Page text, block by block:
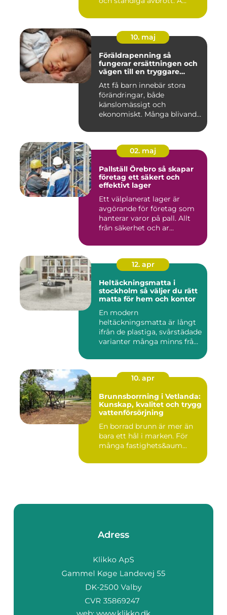
10. maj
Föräldrapenning så
fungerar ersättningen och
vägen till en tryggare
Att få barn innebär stora
förändringar, både
känslomässigt och
ekonomiskt. Många blivande
02. maj
Pallställ Örebro så skapar
företag ett säkert och
effektivt lager
Ett välplanerat lager är
avgörande för företag som
hanterar varor på pall. Allt
från säkerhet och ar...
12. apr
Heltäckningsmatta i
stockholm så väljer du rätt
matta för hem och kontor
En modern
heltäckningsmatta är långt
ifrån de plastiga, svårstädade
varianter många minns från
10. apr
Brunnsborrning i Vetlanda:
Kunskap, kvalitet och trygg
vattenförsörjning
En borrad brunn är mer än
bara ett hål i marken. För
många fastighets&aum...
Adress